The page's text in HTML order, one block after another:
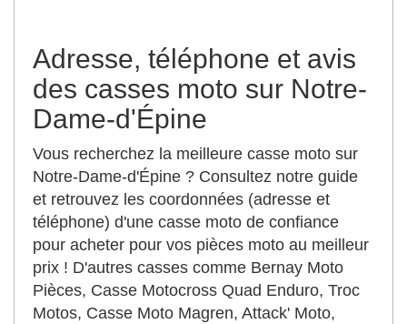
Adresse, téléphone et avis
des casses moto sur Notre-
Dame-d'Épine
Vous recherchez la meilleure casse moto sur
Notre-Dame-d'Épine ? Consultez notre guide
et retrouvez les coordonnées (adresse et
téléphone) d'une casse moto de confiance
pour acheter pour vos pièces moto au meilleur
prix ! D'autres casses comme Bernay Moto
Pièces, Casse Motocross Quad Enduro, Troc
Motos, Casse Moto Magren, Attack' Moto,